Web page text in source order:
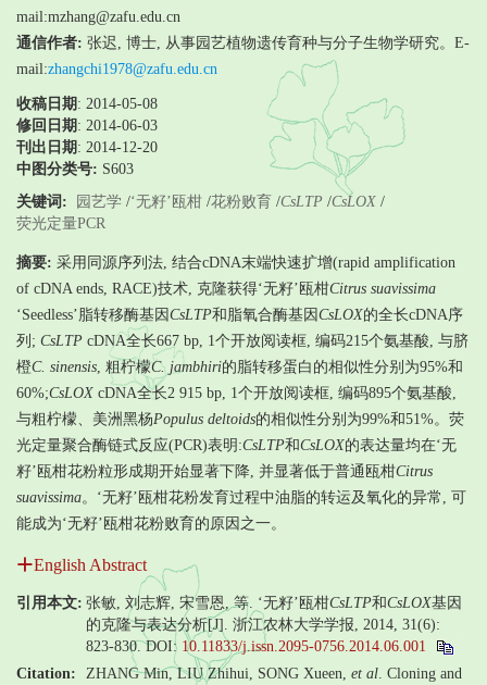
mail:mzhang@zafu.edu.cn
通信作者: 张迟, 博士, 从事园艺植物遗传育种与分子生物学研究。E-
mail:zhangchi1978@zafu.edu.cn
收稿日期 : 2014-05-08
修回日期 : 2014-06-03
刊出日期 : 2014-12-20
中图分类号: S603
关键词:
园艺学 /‘无籽’瓯柑 /花粉败育 /CsLTP /CsLOX /
荧光定量PCR
摘要: 采用同源序列法, 结合cDNA末端快速扩增(rapid amplification
of cDNA ends, RACE)技术, 克隆获得‘无籽’瓯柑Citrus suavissima
‘Seedless’脂转移酶基因 CsLTP和脂氧合酶基因 CsLOX的全长cDNA序
列; CsLTP cDNA全长667 bp, 1个开放阅读框, 编码215个氨基酸, 与脐
橙C. sinensis , 粗柠檬C. jambhiri的脂转移蛋白的相似性分别为95%和
60%;CsLOX cDNA全长2 915 bp, 1个开放阅读框, 编码895个氨基酸,
与粗柠檬、美洲黑杨Populus deltoids的相似性分别为99%和51%。荧
光定量聚合酶链式反应(PCR)表明:CsLTP和CsLOX的表达量均在‘无
籽’瓯柑花粉粒形成期开始显著下降, 并显著低于普通瓯柑Citrus
suavissima。‘无籽’瓯柑花粉发育过程中油脂的转运及氧化的异常, 可
能成为‘无籽’瓯柑花粉败育的原因之一。
English Abstract
引用本文: 张敏, 刘志辉, 宋雪恩, 等. ‘无籽’瓯柑CsLTP和CsLOX基因
的克隆与表达分析[J]. 浙江农林大学学报, 2014, 31(6):
823-830.DOI: 10.11833/j.issn.2095-0756.2014.06.001
Citation:
ZHANG Min, LIU Zhihui, SONG Xueen, et al . Cloning and